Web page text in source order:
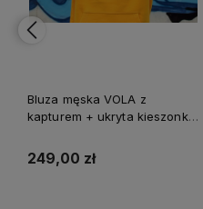
Bluza męska VOLA z
kapturem + ukryta kieszonka
249,00 zł